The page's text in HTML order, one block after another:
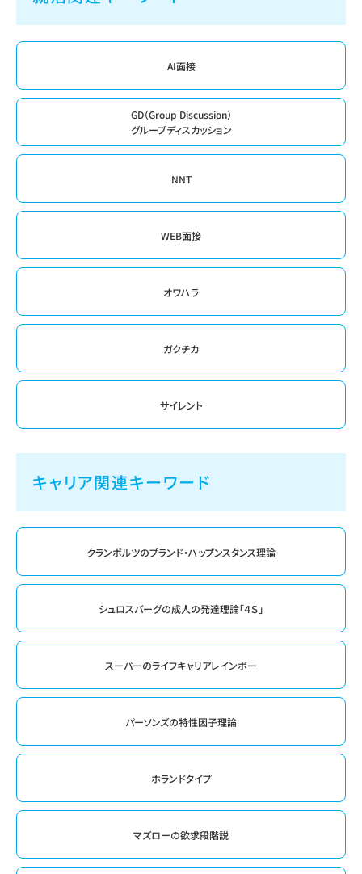
AI面接
GD（Group Discussion）
グループディスカッション
NNT
WEB面接
オワハラ
ガクチカ
サイレント
キャリア関連キーワード
クランボルツのプランド・ハップンスタンス理論
シュロスバーグの成人の発達理論「４Ｓ」
スーパーのライフキャリアレインボー
パーソンズの特性因子理論
ホランドタイプ
マズローの欲求段階説